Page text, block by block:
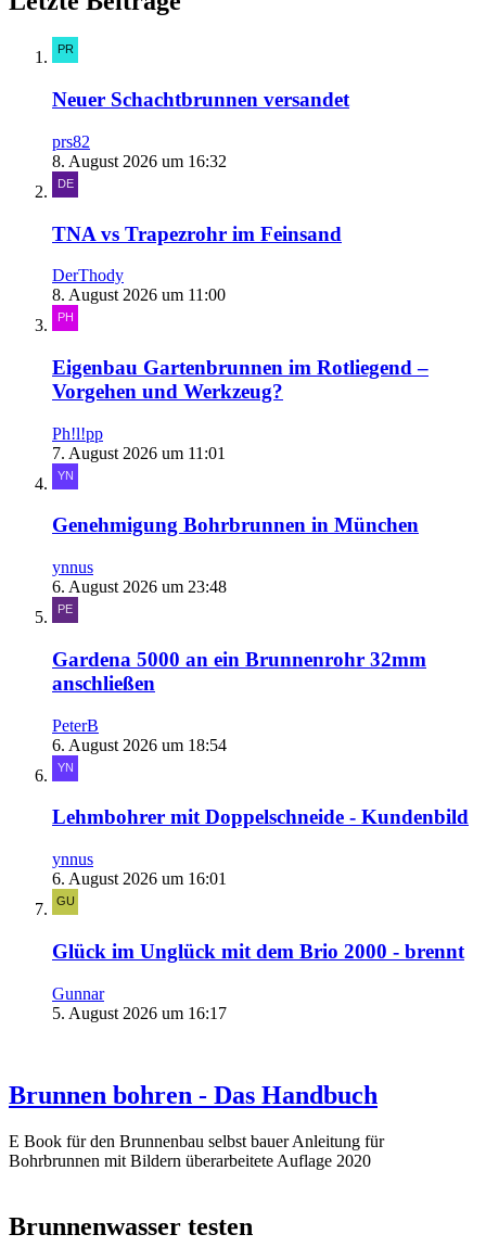
Neuer Schachtbrunnen versandet
prs82
8. August 2026 um 16:32
TNA vs Trapezrohr im Feinsand
DerThody
8. August 2026 um 11:00
Eigenbau Gartenbrunnen im Rotliegend –
Vorgehen und Werkzeug?
Ph!l!pp
7. August 2026 um 11:01
Genehmigung Bohrbrunnen in München
ynnus
6. August 2026 um 23:48
Gardena 5000 an ein Brunnenrohr 32mm
anschließen
PeterB
6. August 2026 um 18:54
Lehmbohrer mit Doppelschneide - Kundenbild
ynnus
6. August 2026 um 16:01
Glück im Unglück mit dem Brio 2000 - brennt
Gunnar
5. August 2026 um 16:17
Brunnen bohren - Das Handbuch
E Book für den Brunnenbau selbst bauer Anleitung für
Bohrbrunnen mit Bildern überarbeitete Auflage 2020
Brunnenwasser testen